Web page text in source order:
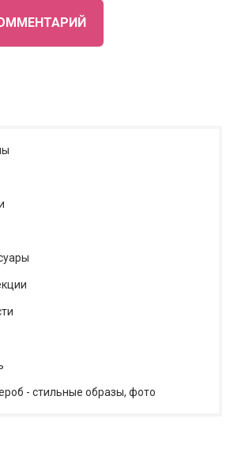
- стильные образы, фото